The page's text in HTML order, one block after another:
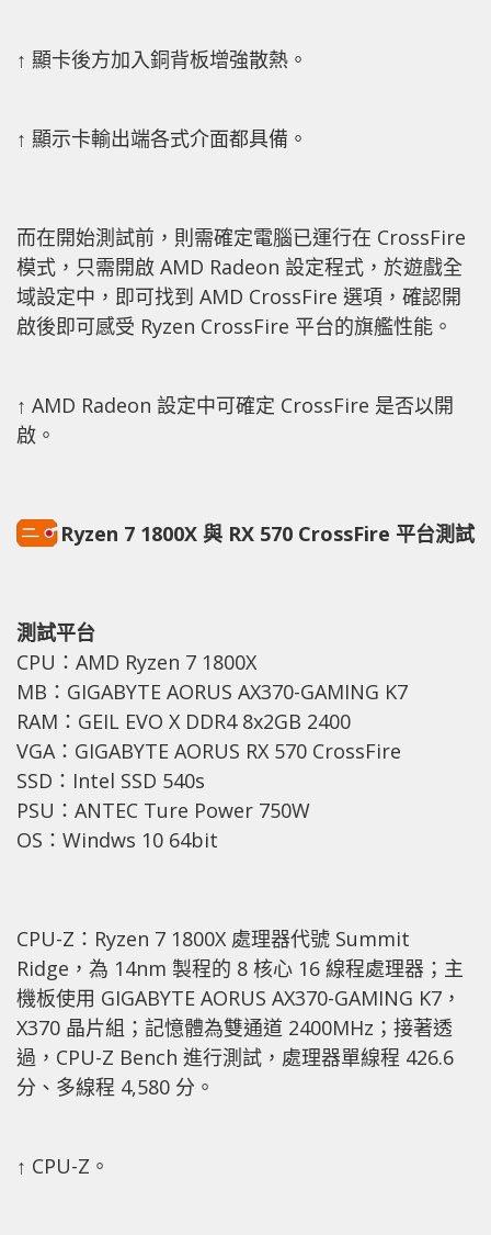
↑ 顯卡後方加入銅背板增強散熱。
↑ 顯示卡輸出端各式介面都具備。
而在開始測試前，則需確定電腦已運行在 CrossFire
模式，只需開啟 AMD Radeon 設定程式，於遊戲全
域設定中，即可找到 AMD CrossFire 選項，確認開
啟後即可感受 Ryzen CrossFire 平台的旗艦性能。
↑ AMD Radeon 設定中可確定 CrossFire 是否以開
啟。
Ryzen 7 1800X 與 RX 570 CrossFire 平台測試
測試平台
CPU：AMD Ryzen 7 1800X
MB：GIGABYTE AORUS AX370-GAMING K7
RAM：GEIL EVO X DDR4 8x2GB 2400
VGA：GIGABYTE AORUS RX 570 CrossFire
SSD：Intel SSD 540s
PSU：ANTEC Ture Power 750W
OS：Windws 10 64bit
CPU-Z：Ryzen 7 1800X 處理器代號 Summit
Ridge，為 14nm 製程的 8 核心 16 線程處理器；主
機板使用 GIGABYTE AORUS AX370-GAMING K7，
X370 晶片組；記憶體為雙通道 2400MHz；接著透
過，CPU-Z Bench 進行測試，處理器單線程 426.6
分、多線程 4,580 分。
↑ CPU-Z。